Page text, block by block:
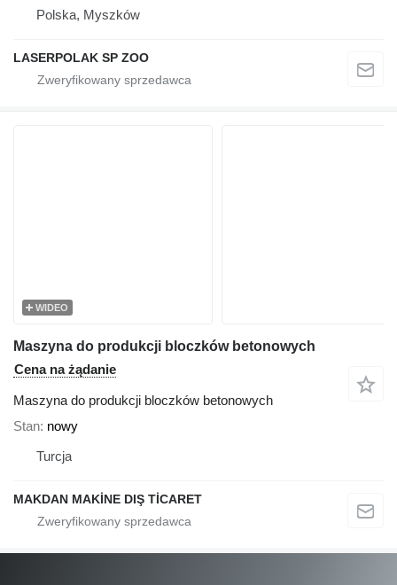
Polska, Myszków
LASERPOLAK SP ZOO
WIDEO
Maszyna do produkcji bloczków betonowych
Cena na żądanie
Maszyna do produkcji bloczków betonowych
Stan nowy
Turcja
MAKDAN MAKİNE DIŞ TİCARET